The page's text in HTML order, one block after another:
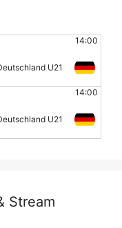
14:00
U21
14:00
U21
Stream